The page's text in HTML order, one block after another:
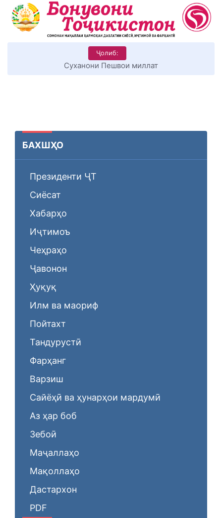
Ҷолиб:
КИТОБХОНИРО ДАР ХУД ТАШАККУЛ ДИҲЕМ
БАХШҲО
Президенти ҶТ
Сиёсат
Хабарҳо
Иҷтимоъ
Чеҳраҳо
Ҷавонон
Ҳуқуқ
Илм ва маориф
Пойтахт
Тандурустӣ
Фарҳанг
Варзиш
Сайёҳӣ ва ҳунарҳои мардумӣ
Аз ҳар боб
Зебоӣ
Маҷаллаҳо
Мақоллаҳо
Дастархон
PDF